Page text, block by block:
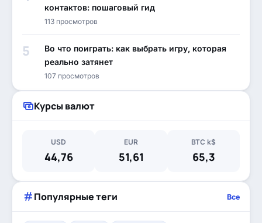
контактов: пошаговый гид
113 просмотров
Во что поиграть: как выбрать игру, которая
реально затянет
107 просмотров
Курсы валют
USD
44,76
EUR
51,61
BTC k$
65,3
Популярные теги Все